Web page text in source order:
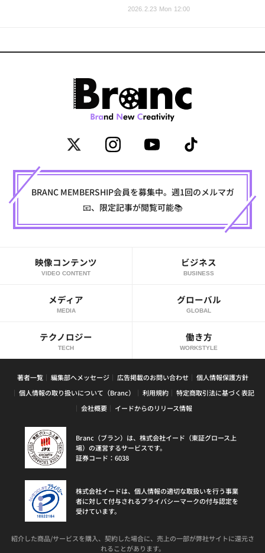
2026.2.23 Mon 12:00
BRANC MEMBERSHIP会員を募集中。週1回のメルマガ
📧、限定記事が閲覧可能📚
映像コンテンツ
VIDEO CONTENT
ビジネス
BUSINESS
メディア
MEDIA
グローバル
GLOBAL
テクノロジー
TECH
働き方
WORKSTYLE
著者一覧 編集部へメッセージ 広告掲載のお問い合わせ
個人情報保護方針
個人情報の取り扱いについて（Branc）
利用規約
特定商取引法に基づく表記
会社概要
イードからのリリース情報
Branc（ブラン）は、株式会社イード（東証グロース上
場）の運営するサービスです。
証券コード：6038
株式会社イードは、個人情報の適切な取扱いを行う事業
者に対して付与されるプライバシーマークの付与認定を
受けています。
紹介した商品/サービスを購入、契約した場合に、売上の一部が弊社サイトに還元さ
れることがあります。